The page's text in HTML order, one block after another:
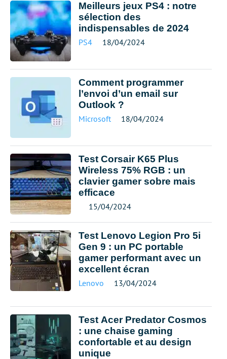
Meilleurs jeux PS4 : notre
sélection des
indispensables de 2024
PS4 18/04/2024
Comment programmer
l’envoi d’un email sur
Outlook ?
Microsoft 18/04/2024
Test Corsair K65 Plus
Wireless 75% RGB : un
clavier gamer sobre mais
efficace
15/04/2024
Test Lenovo Legion Pro 5i
Gen 9 : un PC portable
gamer performant avec un
excellent écran
Lenovo 13/04/2024
Test Acer Predator Cosmos
: une chaise gaming
confortable et au design
unique